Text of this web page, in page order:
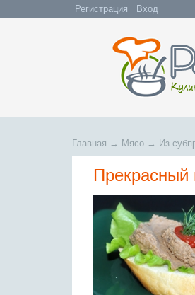
Регистрация Вход
Главная → Мясо → Из
Прекрасный